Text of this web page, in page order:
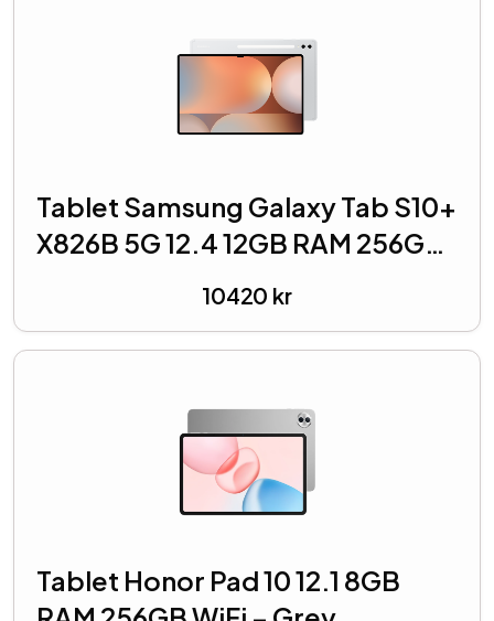
Tablet Samsung Galaxy Tab S10+
X826B 5G 12.4 12GB RAM 256GB
10420 kr
Tablet Honor Pad 10 12.1 8GB